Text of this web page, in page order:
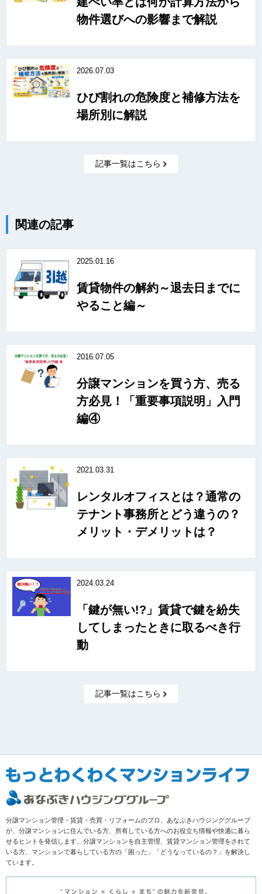
物件選びへの影響まで解説
2026.07.03
ひび割れの危険度と補修方法を
場所別に解説
記事一覧はこちら
関連の記事
2025.01.16
賃貸物件の解約～退去日までに
やること編～
2016.07.05
分譲マンションを買う方、売る
方必見！「重要事項説明」入門
編④
2021.03.31
レンタルオフィスとは？通常の
テナント事務所とどう違うの？
メリット・デメリットは？
2024.03.24
「鍵が無い!?」賃貸で鍵を紛失
してしまったときに取るべき行
動
記事一覧はこちら
分譲マンション管理・賃貸・売買・リフォームのプロ、あなぶきハウジンググループ
が、分譲マンションに住んでいる方、所有している方へのお役立ち情報や快適に暮ら
せるヒントを発信します。分譲マンションを自主管理、賃貸マンション管理をされて
いる方、マンションで暮らしている方の「困った」「どうなっているの？」を解決し
ています。